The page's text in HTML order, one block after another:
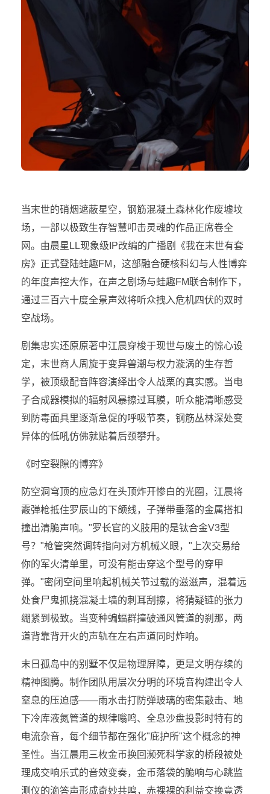
当末世的硝烟遮蔽星空，钢筋混凝土森林化作废墟坟
场，一部以极致生存智慧叩击灵魂的作品正席卷全
网。由晨星LL现象级IP改编的广播剧《我在末世有套
房》正式登陆蛙趣FM，这部融合硬核科幻与人性博弈
的年度声控大作，在声之剧场与蛙趣FM联合制作下，
通过三百六十度全景声效将听众拽入危机四伏的双时
空战场。
剧集忠实还原原著中江晨穿梭于现世与废土的惊心设
定，末世商人周旋于变异兽潮与权力漩涡的生存哲
学，被顶级配音阵容演绎出令人战栗的真实感。当电
子合成器模拟的辐射风暴擦过耳膜，听众能清晰感受
到防毒面具里逐渐急促的呼吸节奏，钢筋丛林深处变
异体的低吼仿佛就贴着后颈攀升。
《时空裂隙的博弈》
防空洞穹顶的应急灯在头顶炸开惨白的光圈，江晨将
霰弹枪抵住罗辰山的下颌线，子弹带垂落的金属搭扣
撞出清脆声响。"罗长官的义肢用的是钛合金V3型
号？"枪管突然调转指向对方机械义眼，"上次交易给
你的军火清单里，可没有能击穿这个型号的穿甲
弹。"密闭空间里响起机械关节过载的滋滋声，混着远
处食尸鬼抓挠混凝土墙的刺耳刮擦，将猜疑链的张力
绷紧到极致。当变种蝙蝠群撞破通风管道的刹那，两
道背靠背开火的声轨在左右声道同时炸响。
末日孤岛中的别墅不仅是物理屏障，更是文明存续的
精神图腾。制作团队用层次分明的环境音构建出令人
窒息的压迫感——雨水击打防弹玻璃的密集敲击、地
下冷库液氮管道的规律嗡鸣、全息沙盘投影时特有的
电流杂音，每个细节都在强化"庇护所"这个概念的神
圣性。当江晨用三枚金币换回濒死科学家的桥段被处
理成交响乐式的音效变奏，金币落袋的脆响与心跳监
测仪的滴答声形成奇妙共鸣，赤裸裸的利益交换竟透